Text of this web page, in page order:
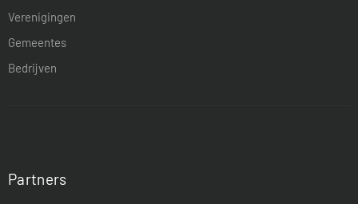
Verenigingen
Gemeentes
Bedrijven
Partners